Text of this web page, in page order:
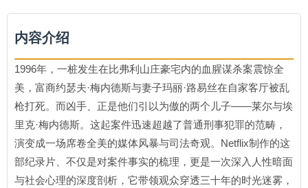
内容介绍
1996年，一桩发生在比弗利山庄豪宅内的血腥谋杀案震惊全
美，富商约瑟夫·梅内德斯与妻子玛丽·路易丝在自家客厅被乱
枪打死。而凶手、正是他们引以为傲的两个儿子——莱尔与埃
里克·梅内德斯。这起案件迅速超越了普通刑事犯罪的范畴，
演变成一场席卷全美的媒体风暴与司法奇观。Netflix制作的这
部纪录片、不仅是对案件事实的梳理，更是一次深入人性暗面
与社会心理的深度剖析，它带领观众穿透三十年的时光迷雾，